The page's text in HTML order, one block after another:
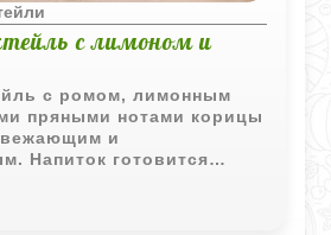
с лимоном и
с ромом, лимонным
пряными нотами корицы
и
Напиток готовится
подходит для